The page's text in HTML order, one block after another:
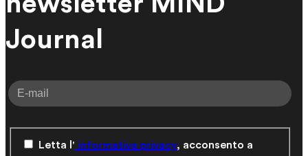
Journal
Letta l' informativa privacy, acconsento a